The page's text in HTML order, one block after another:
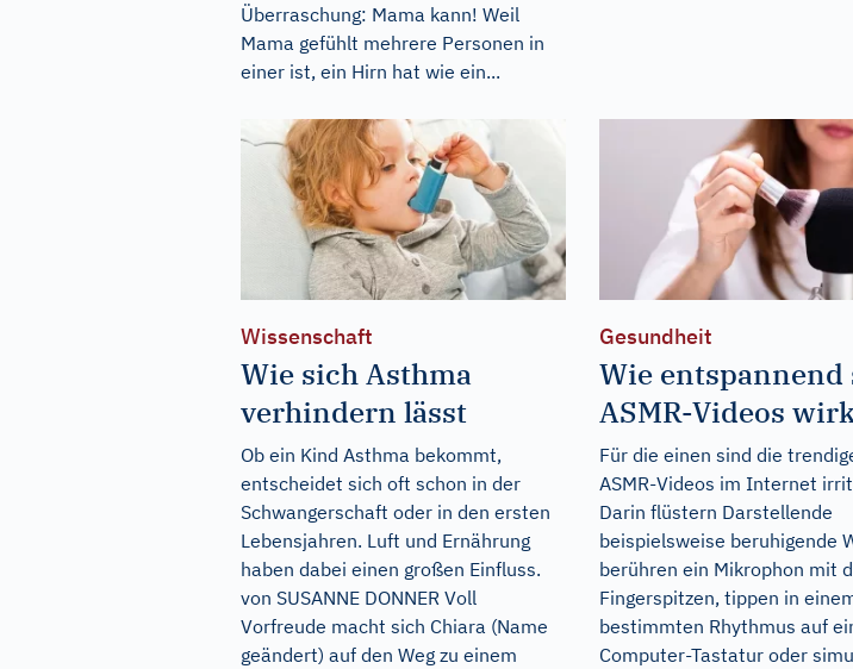
Überraschung: Mama kann! Weil
Mama gefühlt mehrere Personen in
einer ist, ein Hirn hat wie ein...
Wissenschaft
Wie sich Asthma
verhindern lässt
Ob ein Kind Asthma bekommt,
entscheidet sich oft schon in der
Schwangerschaft oder in den ersten
Lebensjahren. Luft und Ernährung
haben dabei einen großen Einfluss.
von SUSANNE DONNER Voll
Vorfreude macht sich Chiara (Name
geändert) auf den Weg zu einem
Gesundheit
Wie entspannend
ASMR-Videos
Für die einen sind die
ASMR-Videos im Internet
Darin flüstern Darstellende
beispielsweise beruhigende
berühren ein Mikrophon mit
Fingerspitzen, tippen in
bestimmten Rhythmus auf
Computer-Tastatur oder